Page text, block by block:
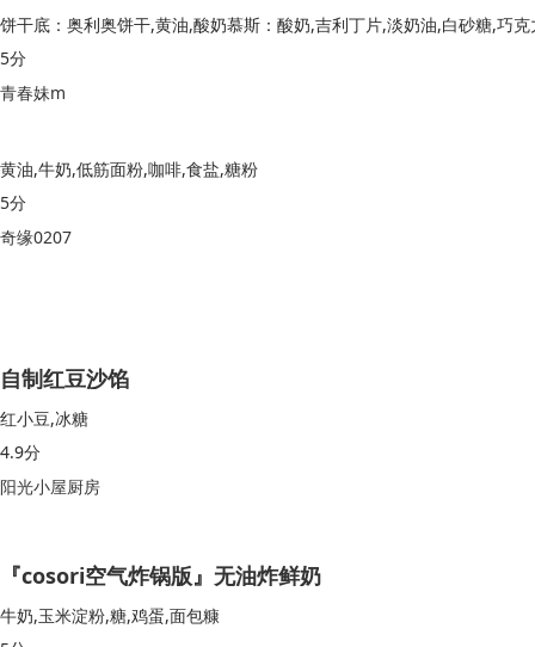
5分
青春妹m
黄油,牛奶,低筋面粉,咖啡,食盐,糖粉
5分
奇缘0207
自制红豆沙馅
红小豆,冰糖
4.9分
阳光小屋厨房
『cosori空气炸锅版』无油炸鲜奶
牛奶,玉米淀粉,糖,鸡蛋,面包糠